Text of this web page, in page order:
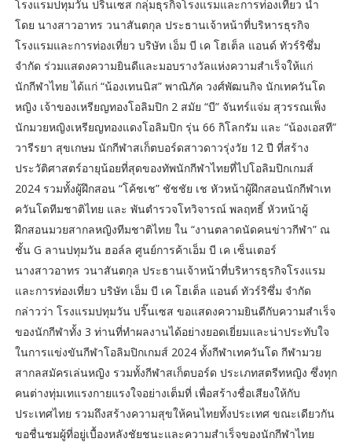
โรงแรมปทุมวัน ปริ๊นเซส กลุ่มธุรกิจโรงแรมและการท่องเที่ยว นำ
โดย นางสาวอาทร วนาสันตกุล ประธานเจ้าหน้าที่บริหารธุรกิจ
โรงแรมและการท่องเที่ยว บริษัท เอ็ม บี เค โฮเต็ล แอนด์ ทัวร์ริซึ่ม
จำกัด ร่วมแสดงความยินดีและมอบรางวัลแห่งความสำเร็จให้แก่
นักกีฬาไทย ได้แก่ “น้องเทนนิส” พาณิภัค วงศ์พัฒนกิจ นักเทควันโด
หญิง เจ้าของเหรียญทองโอลิมปิก 2 สมัย “บี” จันทร์แจ่ม สุวรรณเพ็ง
นักมวยหญิงเหรียญทองแดงโอลิมปิก รุ่น 66 กิโลกรัม และ “น้องเอสที”
วารีรยา สุขเกษม นักกีฬาสเก็ตบอร์ดสาวดาวรุ่งวัย 12 ปี ที่สร้าง
ประวัติศาสตร์อายุน้อยที่สุดของทัพนักกีฬาไทยที่ไปโอลิมปิกเกมส์
2024 รวมทั้งผู้ฝึกสอน “โค้ชเช” ชัชชัย เช หัวหน้าผู้ฝึกสอนนักกีฬาเท
ควันโดทีมชาติไทย และ พันตำรวจโทวิจารณ์ พลฤทธิ์ หัวหน้าผู้
ฝึกสอนมวยสากลหญิงทีมชาติไทย ใน “งานตลาดนัดคนข่าวกีฬา” ณ
ชั้น G ลานปทุมวัน ฮอล์ล ศูนย์การค้าเอ็ม บี เค เซ็นเตอร์
นางสาวอาทร วนาสันตกุล ประธานเจ้าหน้าที่บริหารธุรกิจโรงแรม
และการท่องเที่ยว บริษัท เอ็ม บี เค โฮเต็ล แอนด์ ทัวร์ริซึ่ม จำกัด
กล่าวว่า โรงแรมปทุมวัน ปริ๊นเซส ขอแสดงความยินดีกับความสำเร็จ
ของนักกีฬาทั้ง 3 ท่านที่ทำผลงานได้อย่างยอดเยี่ยมและน่าประทับใจ
ในการแข่งขันกีฬาโอลิมปิกเกมส์ 2024 ทั้งกีฬาเทควันโด กีฬามวย
สากลสมัครเล่นหญิง รวมทั้งกีฬาสเก็ตบอร์ด ประเภทสตรีทหญิง ซึ่งทุก
คนต่างทุ่มเทแรงกายแรงใจอย่างเต็มที่ เพื่อสร้างชื่อเสียงให้กับ
ประเทศไทย รวมถึงสร้างความสุขให้คนไทยทั้งประเทศ ขณะเดียวกัน
ขอชื่นชมผู้ที่อยู่เบื้องหลังชัยชนะและความสำเร็จของนักกีฬาไทย